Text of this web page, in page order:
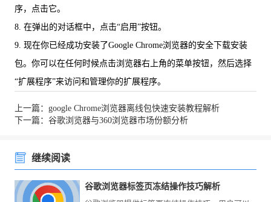
序，点击它。
8. 在弹出的对话框中，点击“启用”按钮。
9. 现在你已经成功安装了Google Chrome浏览器的安全下载安装
包。你可以在任何时候点击浏览器右上角的菜单按钮，然后选择
“扩展程序”来访问和管理你的扩展程序。
上一篇：google Chrome浏览器离线包快速安装教程解析
下一篇：谷歌浏览器与360浏览器市场份额分析
继续阅读
谷歌浏览器标签页冻结操作技巧解析